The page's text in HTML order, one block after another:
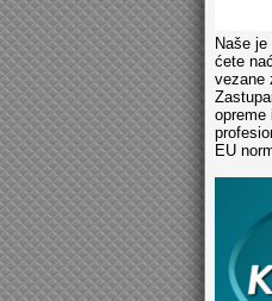
Naše
ćete
vezane
opreme
EU